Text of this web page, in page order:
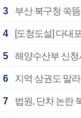
3 부산 북구청 쑥
4 [도청도설] 다대
5 해양수산부 신
6 지역 상권도 말
7 법원, 단차 논란